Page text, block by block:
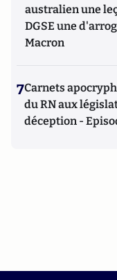
australien une
DGSE une
Macron
7Carnets
du RN aux
déception -